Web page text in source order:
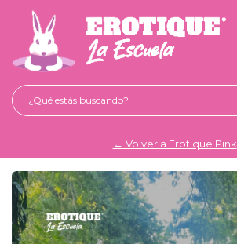
← Volver a Erotique Pink